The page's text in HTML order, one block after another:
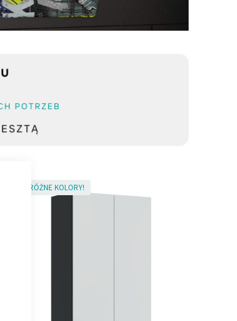
COOKIE
RÓŻNE KOLORY!